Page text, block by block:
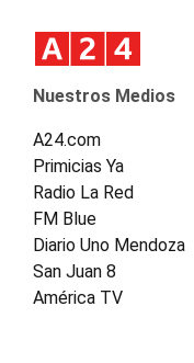
Nuestros Medios
A24.com
Primicias Ya
Radio La Red
FM Blue
Diario Uno Mendoza
San Juan 8
América TV